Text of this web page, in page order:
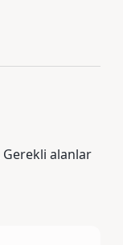
Gerekli alanlar